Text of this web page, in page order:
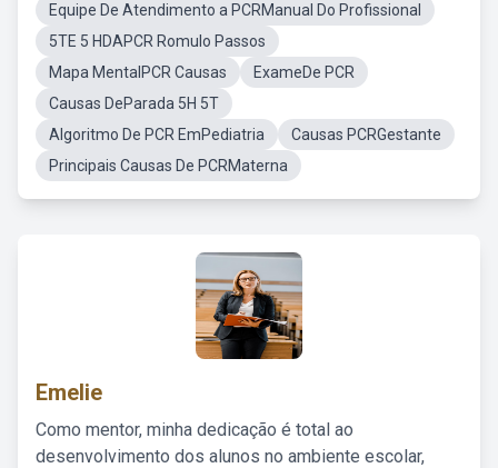
Equipe De Atendimento a PCRManual Do Profissional
5TE 5 HDAPCR Romulo Passos
Mapa MentalPCR Causas
ExameDe PCR
Causas DeParada 5H 5T
Algoritmo De PCR EmPediatria
Causas PCRGestante
Principais Causas De PCRMaterna
Emelie
Como mentor, minha dedicação é total ao
desenvolvimento dos alunos no ambiente escolar,